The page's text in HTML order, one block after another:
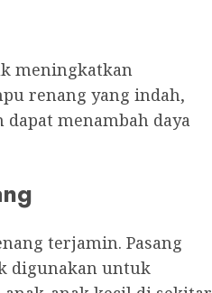
meningkatkan
renang yang indah,
menambah daya
terjamin. Pasang
digunakan untuk